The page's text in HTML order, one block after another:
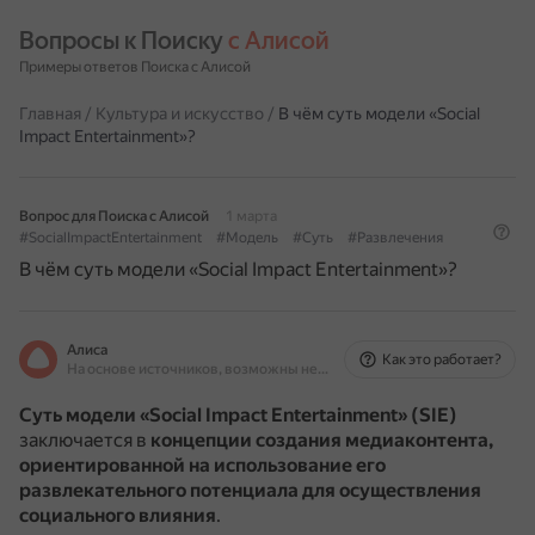
Вопросы к Поиску с Алисой
Примеры ответов Поиска с Алисой
Главная / Культура и искусство / В чём суть модели «Social
Impact Entertainment»?
Вопрос для Поиска с Алисой
1 марта
#SocialImpactEntertainment
#Модель #Суть #Развлечения
В чём суть модели «Social Impact Entertainment»?
Алиса
На основе источников, возможны неточности
Как это работает?
Суть модели «Social Impact Entertainment» (SIE)
заключается в концепции создания медиаконтента,
ориентированной на использование его
развлекательного потенциала для осуществления
социального влияния.